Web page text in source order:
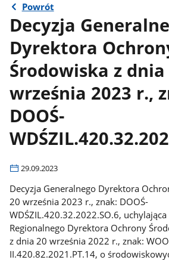
Powrót
Decyzja
Dyrektora
Środowiska z dnia
września 2023 r.,
DOOŚ-
29.09.2023
Decyzja Generalnego Dyrektora
20 września 2023 r., znak: DOOŚ-
WDŚZIL.420.32.2022.SO.6,
Regionalnego Dyrektora Ochrony
z dnia 20 września 2022 r., znak:
II.420.82.2021.PT.14, o